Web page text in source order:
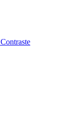
Contraste